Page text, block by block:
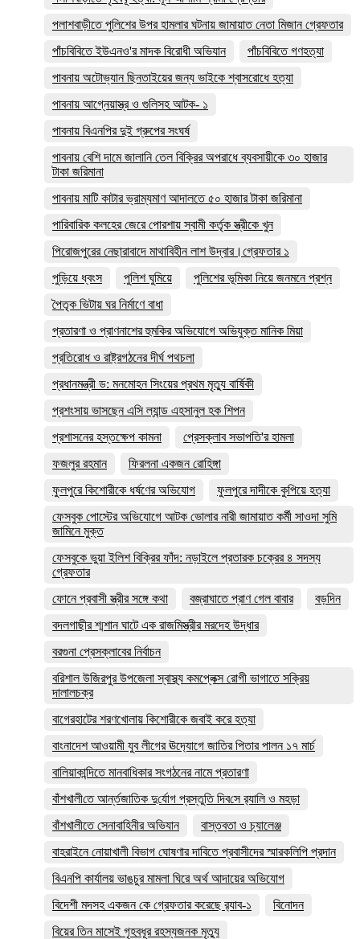
পলাশবাড়ীতে পুলিশের উপর হামলার ঘটনায় জামায়াত নেতা মিজান গ্রেফতার
পাঁচবিবিতে ইউএনও'র মাদক বিরোধী অভিযান
পাঁচবিবিতে গণহত্যা
পাবনায় অটোভ্যান ছিনতাইয়ের জন্য ভাইকে শ্বাসরোধে হত্যা
পাবনায় আগ্নেয়াস্ত্র ও গুলিসহ আটক- ১
পাবনায় বিএনপির দুই গ্রুপের সংঘর্ষ
পাবনায় বেশি দামে জালানি তেল বিক্রির অপরাধে ব্যবসায়ীকে ৩০ হাজার
টাকা জরিমানা
পাবনায় মাটি কাটার ভ্রাম্যমাণ আদালতে ৫০ হাজার টাকা জরিমানা
পারিবারিক কলহের জেরে পোরশায় স্বামী কর্তৃক স্ত্রীকে খুন
পিরোজপুরের নেছারাবাদে মাথাবিহীন লাশ উদ্বার।গ্রেফতার ১
পুড়িয়ে ধ্বংস
পুলিশ ঘুমিয়ে
পুলিশের ভূমিকা নিয়ে জনমনে প্রশ্ন
পৈতৃক ভিটায় ঘর নির্মাণে বাধা
প্রতারণা ও প্রাণনাশের হুমকির অভিযোগে অভিযুক্ত মানিক মিয়া
প্রতিরোধ ও রাষ্ট্রগঠনের দীর্ঘ পথচলা
প্রধানমন্ত্রী ড: মনমোহন সিংয়ের প্রথম মৃত্যু বার্ষিকী
প্রশংসায় ভাসছেন এসি ল্যান্ড এহসানুল হক শিপন
প্রশাসনের হস্তক্ষেপ কামনা
প্রেসক্লাব সভাপতি'র হামলা
ফজলুর রহমান
ফিরলনা একজন রোহিঙ্গা
ফুলপুরে কিশোরীকে ধর্ষণের অভিযোগ
ফুলপুরে দাদীকে কুপিয়ে হত্যা
ফেসবুক পোস্টের অভিযোগে আটক ভোলার নারী জামায়াত কর্মী সাওদা সুমি
জামিনে মুক্ত
ফেসবুকে ভুয়া ইলিশ বিক্রির ফাঁদ: নড়াইলে প্রতারক চক্রের ৪ সদস্য
গ্রেফতার
ফোনে প্রবাসী স্ত্রীর সঙ্গে কথা
বজ্রাঘাতে প্রাণ গেল বাবার
বড়দিন
বদলগাছীর শ্মশান ঘাটে এক রাজমিস্ত্রীর মরদেহ উদ্ধার
বরগুনা প্রেসক্লাবের নির্বাচন
বরিশাল উজিরপুর উপজেলা স্বাস্থ্য কমপ্লেক্স রোগী ভাগাতে সক্রিয়
দালালচক্র
বাগেরহাটের শরণখোলায় কিশোরীকে জবাই করে হত্যা
বাংনাদেশ আওয়ামী যুব লীগের ঊদ‍্যোগে জাতির পিতার পালন ১৭ মার্চ
বালিয়াকান্দিতে মানবাধিকার সংগঠনের নামে প্রতারণা
বাঁশখালী‌তে আর্ন্তজা‌তিক দু‌র্যোগ প্রস্তু‌তি দিব‌সে র‌্যালি ও মহড়া
বাঁশখালীতে সেনাবাহিনীর অভিযান
বাস্তবতা ও চ্যালেঞ্জ
বাহরাইনে নোয়াখালী বিভাগ ঘোষণার দাবিতে প্রবাসীদের স্মারকলিপি প্রদান
বিএনপি কার্যালয় ভাঙচুর মামলা ঘিরে অর্থ আদায়ের অভিযোগ
বিদেশী মদসহ একজন কে গ্রেফতার করেছে র‌্যাব-১
বিনোদন
বিয়ের তিন মাসেই গৃহবধূর রহস্যজনক মৃত্যু